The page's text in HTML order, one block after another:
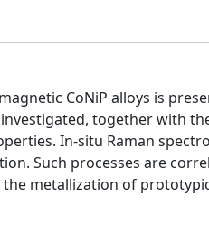
CoNiP alloys is
together with
In-situ Raman
Such processes are
the metallization of